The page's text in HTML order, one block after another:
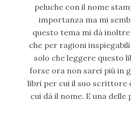
peluche con il nome
importanza ma mi
questo tema mi dà
che per ragioni
solo che leggere questo
forse ora non sarei più in
libri per cui il suo scrittore
cui dà il nome. E una